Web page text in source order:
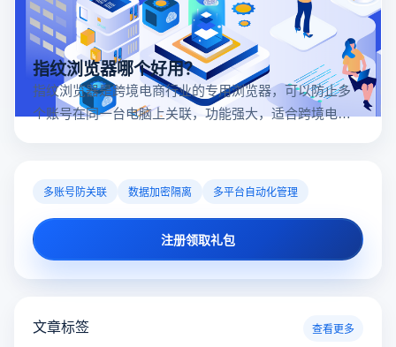
指纹浏览器哪个好用？
指纹浏览器是跨境电商行业的专用浏览器，可以防止多
个账号在同一台电脑上关联，功能强大，适合跨境电商
多账号防关联 数据加密隔离 多平台自动化管理
注册领取礼包
文章标签 查看更多